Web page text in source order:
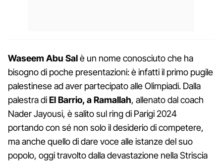
Waseem Abu Salè un nome conosciuto che ha
bisogno di poche presentazioni: è infatti il primo pugile
palestinese ad aver partecipato alle Olimpiadi. Dalla
palestra diEl Barrio, a Ramallah, allenato dal coach
Nader Jayousi, è salito sul ring di Parigi 2024
portando con sé non solo il desiderio di competere,
ma anche quello di dare voce alle istanze del suo
popolo, oggi travolto dalla devastazione nella Striscia